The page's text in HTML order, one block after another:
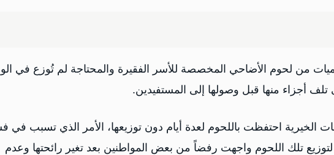
من لحوم الأضاحي المخصصة للأسر الفقيرة والمحتاجة لم تُوزع في
أجزاء منها قبل وصولها إلى المستفيدين.
الخيرية احتفظت باللحوم لعدة أيام دون توزيعها، الأمر الذي تسبب في
تلك اللحوم واجهت رفضاً من بعض المواطنين بعد تغير رائحتها وعدم